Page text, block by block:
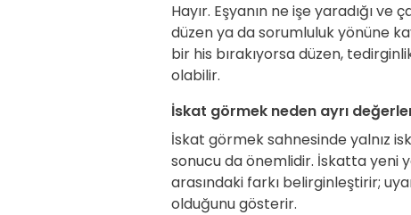
Hayır. Eşyanın ne işe yaradığı
düzen ya da sorumluluk yönüne
bir his bırakıyorsa düzen,
olabilir.
İskat görmek neden ayrı
İskat görmek sahnesinde yalnız
sonucu da önemlidir. İskatta yeni
arasındaki farkı belirginleştirir;
olduğunu gösterir.